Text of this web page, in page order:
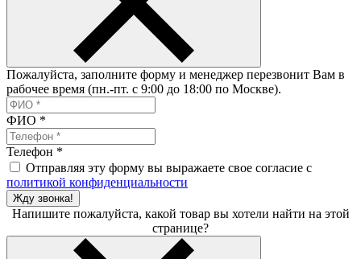
Пожалуйста, заполните форму и менеджер перезвонит Вам в
рабочее время (пн.-пт. с 9:00 до 18:00 по Москве).
ФИО *
Телефон *
Отправляя эту форму вы выражаете свое согласие с
политикой конфиденциальности
Жду звонка!
Напишите пожалуйста, какой товар вы хотели найти на этой
странице?